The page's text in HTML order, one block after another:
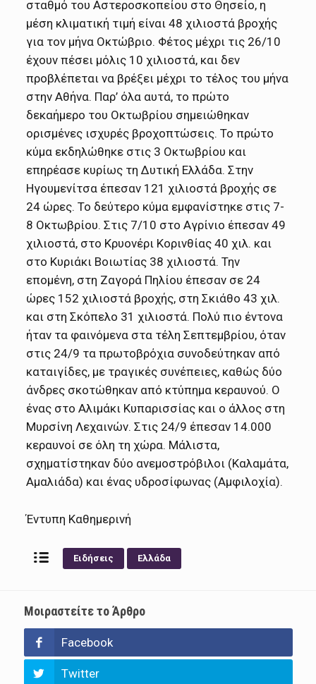
σταθμό του Αστεροσκοπείου στο Θησείο, η
μέση κλιματική τιμή είναι 48 χιλιοστά βροχής
για τον μήνα Οκτώβριο. Φέτος μέχρι τις 26/10
έχουν πέσει μόλις 10 χιλιοστά, και δεν
προβλέπεται να βρέξει μέχρι το τέλος του μήνα
στην Αθήνα. Παρ’ όλα αυτά, το πρώτο
δεκαήμερο του Οκτωβρίου σημειώθηκαν
ορισμένες ισχυρές βροχοπτώσεις. Το πρώτο
κύμα εκδηλώθηκε στις 3 Οκτωβρίου και
επηρέασε κυρίως τη Δυτική Ελλάδα. Στην
Ηγουμενίτσα έπεσαν 121 χιλιοστά βροχής σε
24 ώρες. Το δεύτερο κύμα εμφανίστηκε στις 7-
8 Οκτωβρίου. Στις 7/10 στο Αγρίνιο έπεσαν 49
χιλιοστά, στο Κρυονέρι Κορινθίας 40 χιλ. και
στο Κυριάκι Βοιωτίας 38 χιλιοστά. Την
επομένη, στη Ζαγορά Πηλίου έπεσαν σε 24
ώρες 152 χιλιοστά βροχής, στη Σκιάθο 43 χιλ.
και στη Σκόπελο 31 χιλιοστά. Πολύ πιο έντονα
ήταν τα φαινόμενα στα τέλη Σεπτεμβρίου, όταν
στις 24/9 τα πρωτοβρόχια συνοδεύτηκαν από
καταιγίδες, με τραγικές συνέπειες, καθώς δύο
άνδρες σκοτώθηκαν από κτύπημα κεραυνού. Ο
ένας στο Αλιμάκι Κυπαρισσίας και ο άλλος στη
Μυρσίνη Λεχαινών. Στις 24/9 έπεσαν 14.000
κεραυνοί σε όλη τη χώρα. Μάλιστα,
σχηματίστηκαν δύο ανεμοστρόβιλοι (Καλαμάτα,
Αμαλιάδα) και ένας υδροσίφωνας (Αμφιλοχία).
Έντυπη Καθημερινή
Ειδήσεις Ελλάδα
Μοιραστείτε το Άρθρο
Facebook
Twitter